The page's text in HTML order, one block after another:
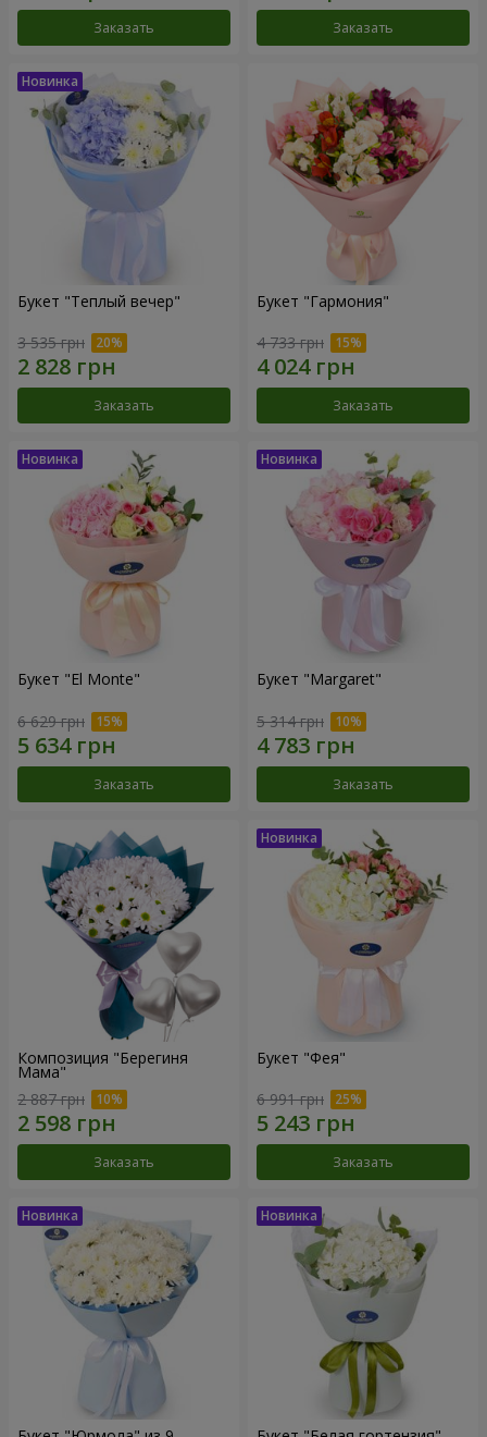
Заказать Заказать
Букет "Теплый вечер"
3 535 грн
Заказать
Букет "Гармония"
4 733 грн
Заказать
Букет "El Monte"
6 629 грн
Заказать
Букет "Margaret"
5 314 грн
Заказать
Композиция "Берегиня
Мама"
2 887 грн
Заказать
Букет "Фея"
6 991 грн
Заказать